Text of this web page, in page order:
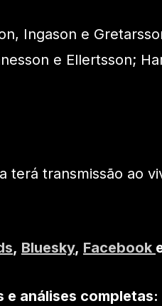
Ingason e
e Ellertsson;
terá transmissão ao
, Bluesky, Facebook
análises